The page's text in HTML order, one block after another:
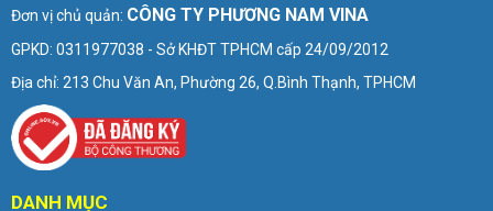
Đơn vị chủ quản: CÔNG TY PHƯƠNG NAM VINA
GPKD: 0311977038 - Sở KHĐT TPHCM cấp 24/09/2012
Địa chỉ: 213 Chu Văn An, Phường 26, Q.Bình Thạnh, TPHCM
DANH MỤC